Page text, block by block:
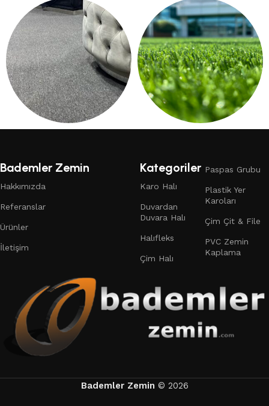
KARO HALI
249 products
HALIFLEKS & FUAR HALISI
13 products
Bademler Zemin
Hakkımızda
Referanslar
Ürünler
İletişim
Kategoriler
Karo Halı
Duvardan
Duvara Halı
Halıfleks
Çim Halı
Paspas Grubu
Plastik Yer
Karoları
Çim Çit & File
PVC Zemin
Kaplama
Bademler Zemin © 2026